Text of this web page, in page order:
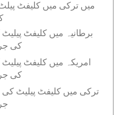
برطانیہ میں کلیفٹ
کی
امریکہ میں کلیفٹ
کی
ترکی میں کلیفٹ پیلیٹ